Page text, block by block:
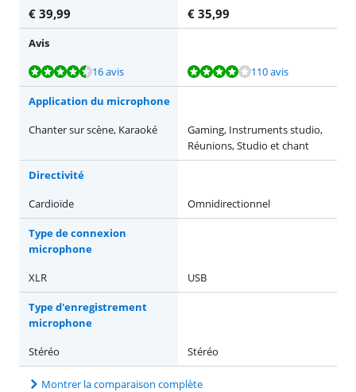
€ 39,99 € 35,99
Avis
La note est de 8,8 sur 10, basée sur 16 avis.
16 avis
La note est de 8,3 sur 10, basée sur 110 avis. 110 avis
Application du microphone
Chanter sur scène, Karaoké
Gaming, Instruments studio,
Réunions, Studio et chant
Directivité
Cardioïde
Omnidirectionnel
Type de connexion
microphone
XLR
USB
Type d'enregistrement
microphone
Stéréo
Stéréo
Montrer la comparaison complète